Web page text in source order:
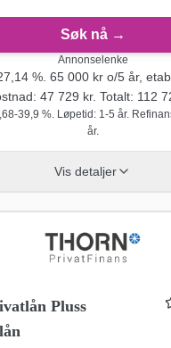
Søk nå →
Annonselenke
%. 65 000kr o/5år,
47 729 kr. Totalt: 112
39,9 %. Løpetid: 1-5 år.
år.
Vis detaljer
Pluss